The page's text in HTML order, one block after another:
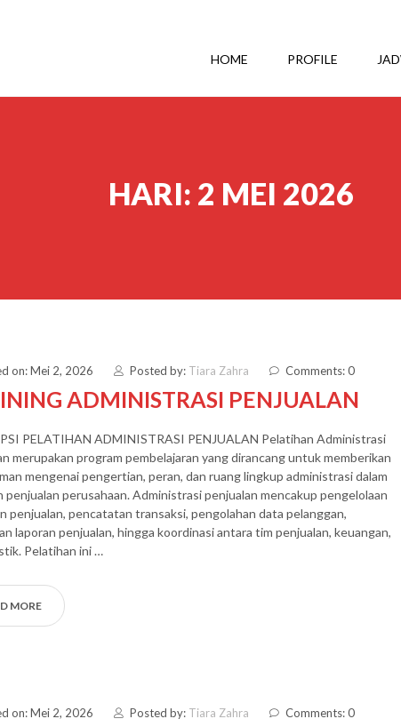
HOME PROFILE
HARI: 2 MEI 2026
on: Mei 2, 2026 Posted by: Tiara Zahra Comments: 0
ADMINISTRASI PENJUALAN
PELATIHAN ADMINISTRASI PENJUALAN Pelatihan Administrasi
merupakan program pembelajaran yang dirancang untuk memberikan
mengenai pengertian, peran, dan ruang lingkup administrasi dalam
penjualan perusahaan. Administrasi penjualan mencakup pengelolaan
penjualan, pencatatan transaksi, pengolahan data pelanggan,
laporan penjualan, hingga koordinasi antara tim penjualan, keuangan,
Pelatihan ini …
MORE
on: Mei 2, 2026 Posted by: Tiara Zahra Comments: 0